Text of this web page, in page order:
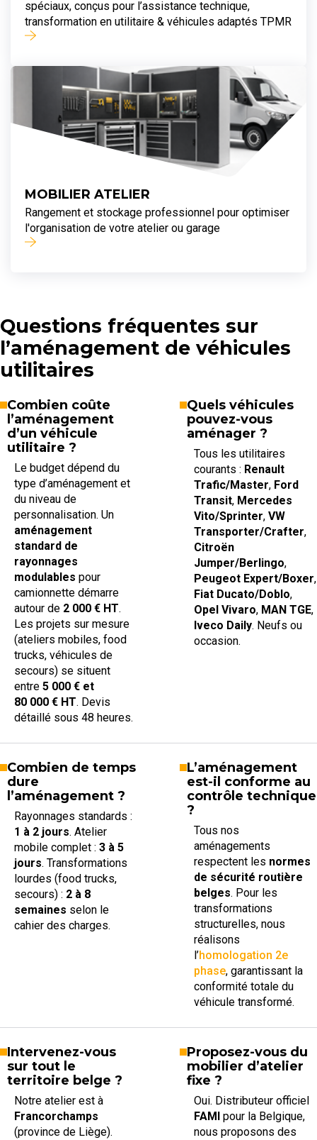
spéciaux, conçus pour l’assistance technique,
transformation en utilitaire & véhicules adaptés TPMR
MOBILIER ATELIER
Rangement et stockage professionnel pour optimiser
l'organisation de votre atelier ou garage
Questions fréquentes sur
l’aménagement de véhicules
utilitaires
Combien coûte
l’aménagement
d’un véhicule
utilitaire ?
Le budget dépend du
type d’aménagement et
du niveau de
personnalisation. Un
aménagement
standard de
rayonnages
modulables pour
camionnette démarre
autour de 2 000 € HT.
Les projets sur mesure
(ateliers mobiles, food
trucks, véhicules de
secours) se situent
entre 5 000 € et
80 000 € HT. Devis
détaillé sous 48 heures.
Quels véhicules
pouvez-vous
aménager ?
Tous les utilitaires
courants : Renault
Trafic/Master, Ford
Transit, Mercedes
Vito/Sprinter, VW
Transporter/Crafter,
Citroën
Jumper/Berlingo,
Peugeot Expert/Boxer,
Fiat Ducato/Doblo,
Opel Vivaro, MAN TGE,
Iveco Daily. Neufs ou
occasion.
Combien de temps
dure
l’aménagement ?
Rayonnages standards :
1 à 2 jours. Atelier
mobile complet : 3 à 5
jours. Transformations
lourdes (food trucks,
secours) : 2 à 8
semaines selon le
cahier des charges.
L’aménagement
est-il conforme au
contrôle technique
?
Tous nos
aménagements
respectent les normes
de sécurité routière
belges. Pour les
transformations
structurelles, nous
réalisons
l’homologation 2e
phase, garantissant la
conformité totale du
véhicule transformé.
Intervenez-vous
sur tout le
territoire belge ?
Notre atelier est à
Francorchamps
(province de Liège).
Proposez-vous du
mobilier d’atelier
fixe ?
Oui. Distributeur officiel
FAMI pour la Belgique,
nous proposons des